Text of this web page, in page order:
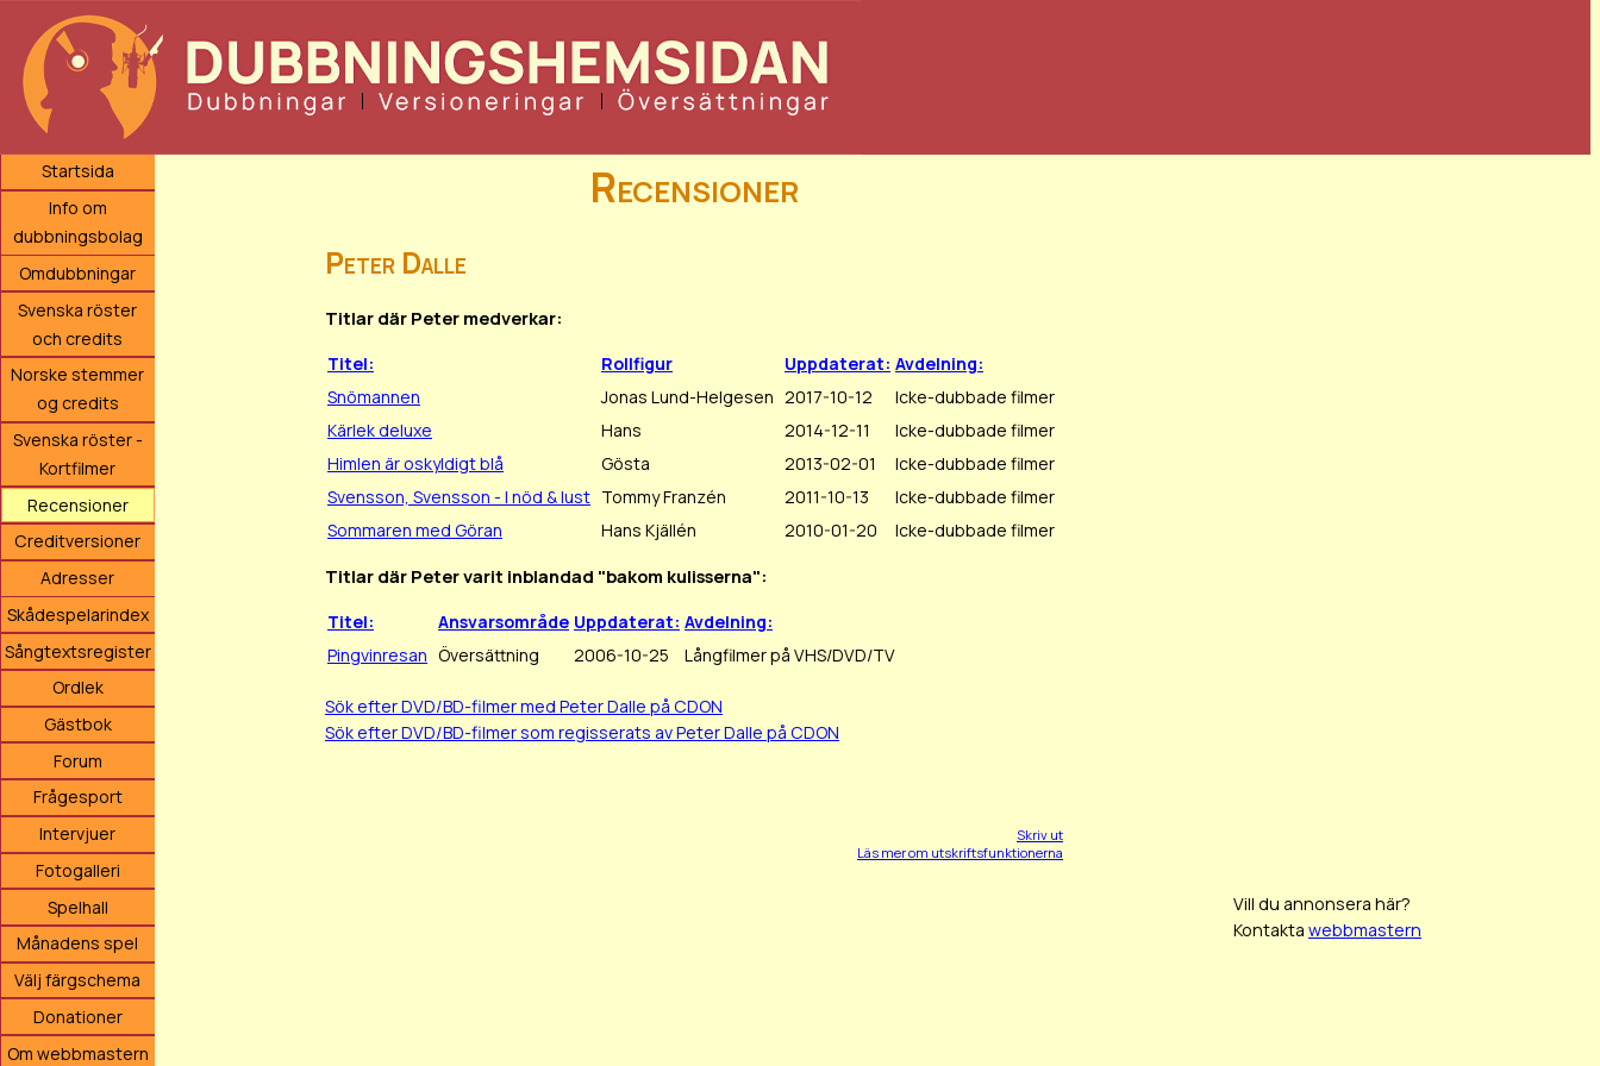
Startsida
Info om
dubbningsbolag
Omdubbningar
Svenska röster
och credits
Norske stemmer
og credits
Svenska röster -
Kortfilmer
Recensioner
Creditversioner
Adresser
Skådespelarindex
Sångtextsregister
Ordlek
Gästbok
Forum
Frågesport
Intervjuer
Fotogalleri
Spelhall
Månadens spel
Välj färgschema
Donationer
Om webbmastern
Recensioner
Peter Dalle
Titlar där Peter medverkar:
Titel: Rollfigur Uppdaterat: Avdelning:
Snömannen
Jonas Lund-Helgesen 2017-10-12
Icke-dubbade filmer
Kärlek deluxe
Hans 2014-12-11
Icke-dubbade filmer
Himlen är oskyldigt blå
Gösta 2013-02-01
Icke-dubbade filmer
Svensson, Svensson - I nöd & lust Tommy Franzén 2011-10-13
Icke-dubbade filmer
Sommaren med Göran
Hans Kjällén 2010-01-20 Icke-dubbade filmer
Titlar där Peter varit inblandad "bakom kulisserna":
Titel: Ansvarsområde Uppdaterat: Avdelning:
Pingvinresan Översättning 2006-10-25 Långfilmer på VHS/DVD/TV
Sök efter DVD/BD-filmer med Peter Dalle på CDON
Sök efter DVD/BD-filmer som regisserats av Peter Dalle på CDON
Skriv ut
Läs mer om utskriftsfunktionerna
Vill du annonsera här?
Kontakta webbmastern